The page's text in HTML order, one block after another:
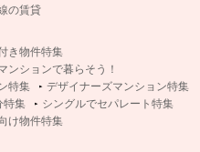
の賃貸
き物件特集
ンションで暮らそう！
特集
デザイナーズマンション特集
特集
シングルでセパレート特集
け物件特集